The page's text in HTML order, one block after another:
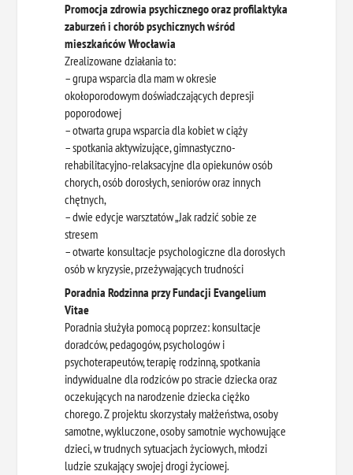
Promocja zdrowia psychicznego oraz profilaktyka
zaburzeń i chorób psychicznych wśród
mieszkańców Wrocławia
Zrealizowane działania to:
– grupa wsparcia dla mam w okresie
okołoporodowym doświadczających depresji
poporodowej
– otwarta grupa wsparcia dla kobiet w ciąży
– spotkania aktywizujące, gimnastyczno-
rehabilitacyjno-relaksacyjne dla opiekunów osób
chorych, osób dorosłych, seniorów oraz innych
chętnych,
– dwie edycje warsztatów „Jak radzić sobie ze
stresem
– otwarte konsultacje psychologiczne dla dorosłych
osób w kryzysie, przeżywających trudności
Poradnia Rodzinna przy Fundacji Evangelium
Vitae
Poradnia służyła pomocą poprzez: konsultacje
doradców, pedagogów, psychologów i
psychoterapeutów, terapię rodzinną, spotkania
indywidualne dla rodziców po stracie dziecka oraz
oczekujących na narodzenie dziecka ciężko
chorego. Z projektu skorzystały małżeństwa, osoby
samotne, wykluczone, osoby samotnie wychowujące
dzieci, w trudnych sytuacjach życiowych, młodzi
ludzie szukający swojej drogi życiowej.